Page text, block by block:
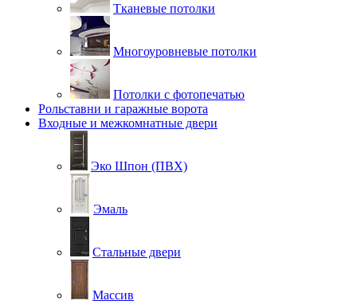
Тканевые потолки
Многоуровневые потолки
Потолки с фотопечатью
Рольставни и гаражные ворота
Входные и межкомнатные двери
Эко Шпон (ПВХ)
Эмаль
Стальные двери
Массив